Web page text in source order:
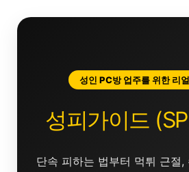
성인 PC방 업주를 위한 리
성피가이드
단속 피하는 법부터 먹튀 근절,